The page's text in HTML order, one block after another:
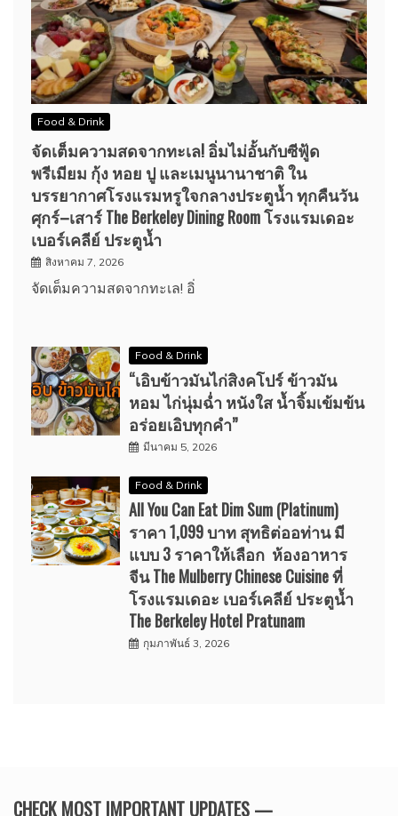
Food & Drink
จัดเต็มความสดจากทะเล! อิ่มไม่อั้นกับซีฟู้ด
พรีเมียม กุ้ง หอย ปู และเมนูนานาชาติ ใน
บรรยากาศโรงแรมหรูใจกลางประตูน้ำ ทุกคืนวัน
ศุกร์–เสาร์ The Berkeley Dining Room โรงแรมเดอะ
เบอร์เคลีย์ ประตูน้ำ
สิงหาคม 7, 2026
จัดเต็มความสดจากทะเล! อิ่
Food & Drink
“เอิบข้าวมันไก่สิงคโปร์ ข้าวมัน
หอม ไก่นุ่มฉ่ำ หนังใส น้ำจิ้มเข้มข้น
อร่อยเอิบทุกคำ”
มีนาคม 5, 2026
Food & Drink
All You Can Eat Dim Sum (Platinum)
ราคา 1,099 บาท สุทธิต่ออท่าน มี
แบบ 3 ราคาให้เลือก ห้องอาหาร
จีน The Mulberry Chinese Cuisine ที่
โรงแรมเดอะ เบอร์เคลีย์ ประตูน้ำ
The Berkeley Hotel Pratunam
กุมภาพันธ์ 3, 2026
CHECK MOST IMPORTANT UPDATES —